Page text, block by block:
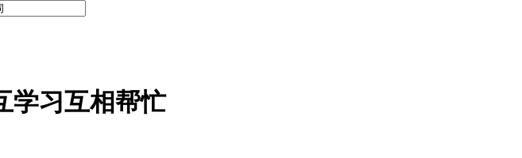
学习互相帮忙